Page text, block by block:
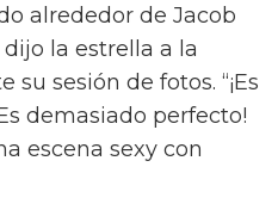
alrededor de Jacob
la estrella a la
sesión de fotos. “¡Es
demasiado perfecto!
escena sexy con